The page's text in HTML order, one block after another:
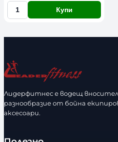
К
л
ч
е
т
в
Купи
Лидерфитнес е водещ
разнообразие от бойна
аксесоари.